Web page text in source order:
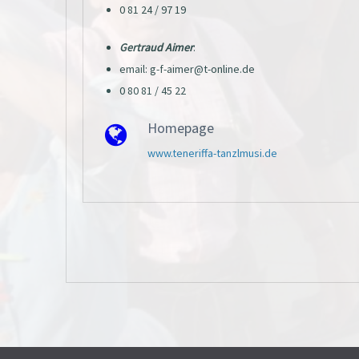
0 81 24 / 97 19
Gertraud Aimer:
email: g-f-aimer@t-online.de
0 80 81 / 45 22
Homepage
www.teneriffa-tanzlmusi.de